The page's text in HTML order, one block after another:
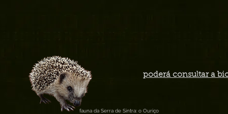
poderá consultar a
fauna da Serra de Sintra: o Ouriço